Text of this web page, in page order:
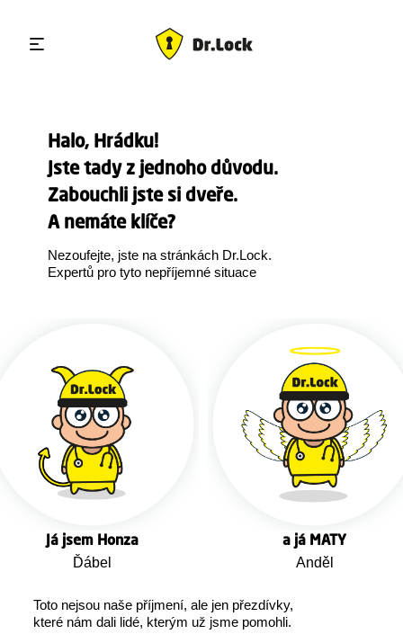
Halo, Hrádku!
Jste tady z jednoho důvodu.
Zabouchli jste si dveře.
A nemáte klíče?
Nezoufejte, jste na stránkách Dr.Lock.
Expertů pro tyto nepříjemné situace
Já jsem Honza
Ďábel
a já MATY
Anděl
Toto nejsou naše příjmení, ale jen přezdívky,
které nám dali lidé, kterým už jsme pomohli.